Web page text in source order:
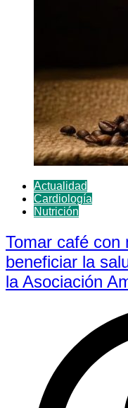
Actualidad
Cardiología
Nutrición
Tomar café con
beneficiar la
la Asociación